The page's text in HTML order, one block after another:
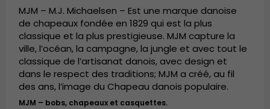
MJM – M.J. Michaelsen – Est une marque danoise
de chapeaux fondée en 1829 qui est la plus
classique et la plus prestigieuse. MJM capture la
ville, l’océan, la campagne, la jungle et avec tout le
classique de l’artisanat danois, avec design et
dans le respect des traditions; MJM a créé, au fil
des ans, l’image du Chapeau danois populaire.
MJM – bobs, chapeaux et casquettes.